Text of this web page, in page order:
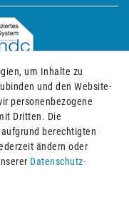
AGB
um Inhalte zu
und den Website-
personenbezogene
Dritten. Die
berechtigten
ändern oder
Daten­schutz­